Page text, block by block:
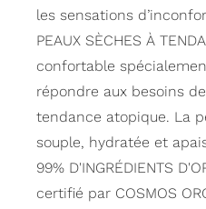
les sensations
PEAUX SÈCHES À
confortable
répondre aux besoins
tendance atopique. La
souple, hydratée et
99% D'INGRÉDIENTS
certifié par COSMOS